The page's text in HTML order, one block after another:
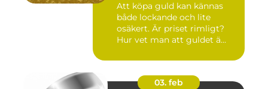
Att köpa guld kan kännas
både lockande och lite
osäkert. Är priset rimligt?
Hur vet man att guldet ä...
03. feb